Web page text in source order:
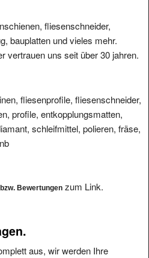
fliesenschneider,
bauplatten und vieles mehr.
vertrauen uns seit über 30 jahren.
fliesenprofile, fliesenschneider,
profile, entkopplungsmatten,
schleifmittel, polieren, fräse,
Bewertungen zum Link.
aus, wir werden Ihre